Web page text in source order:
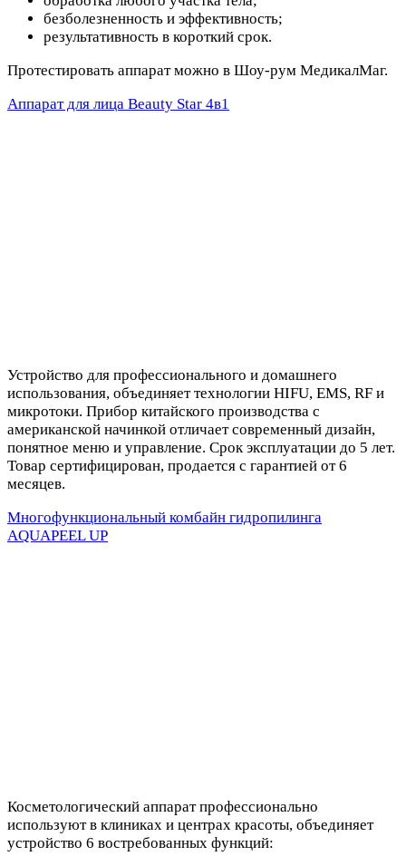
безболезненность и эффективность;
результативность в короткий срок.
Протестировать аппарат можно в Шоу-рум МедикалМаг.
Аппарат для лица Beauty Star 4в1
Устройство для профессионального и домашнего
использования, объединяет технологии HIFU, EMS, RF и
микротоки. Прибор китайского производства с
американской начинкой отличает современный дизайн,
понятное меню и управление. Срок эксплуатации до 5 лет.
Товар сертифицирован, продается с гарантией от 6
месяцев.
Многофункциональный комбайн гидропилинга
AQUAPEEL UP
Косметологический аппарат профессионально
используют в клиниках и центрах красоты, объединяет
устройство 6 востребованных функций: